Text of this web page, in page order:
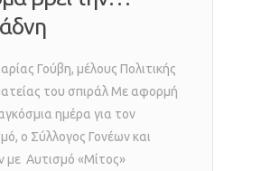
Γούβη, μέλους Πολιτικής
του σπιράλ Με αφορμή
ημέρα για τον
ο Σύλλογος Γονέων και
με Αυτισμό «Μίτος»